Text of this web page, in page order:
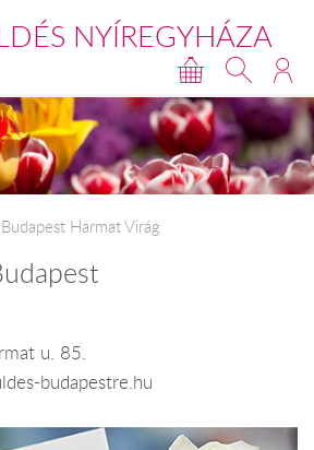
NYÍREGYHÁZA
Harmat Virág
u. 85.
budapestre.hu